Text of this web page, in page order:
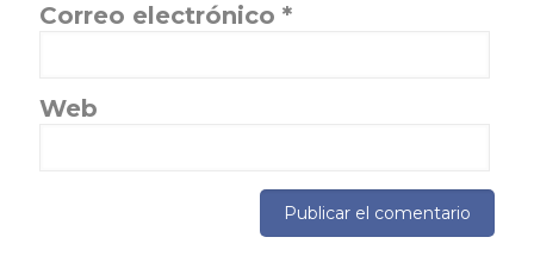
Correo electrónico *
Web